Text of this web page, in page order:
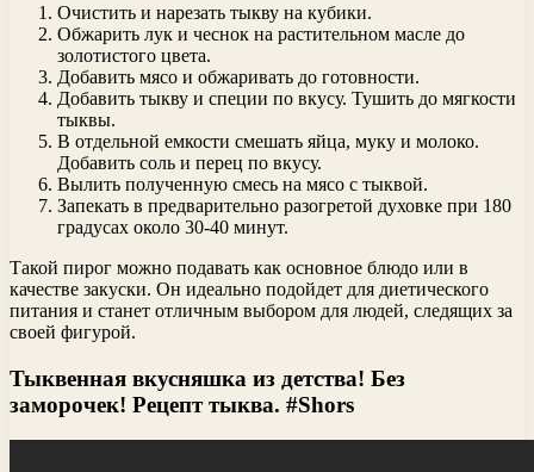
Очистить и нарезать тыкву на кубики.
Обжарить лук и чеснок на растительном масле до
золотистого цвета.
Добавить мясо и обжаривать до готовности.
Добавить тыкву и специи по вкусу. Тушить до мягкости
тыквы.
В отдельной емкости смешать яйца, муку и молоко.
Добавить соль и перец по вкусу.
Вылить полученную смесь на мясо с тыквой.
Запекать в предварительно разогретой духовке при 180
градусах около 30-40 минут.
Такой пирог можно подавать как основное блюдо или в
качестве закуски. Он идеально подойдет для диетического
питания и станет отличным выбором для людей, следящих за
своей фигурой.
Тыквенная вкусняшка из детства! Без
заморочек! Рецепт тыква. #Shors